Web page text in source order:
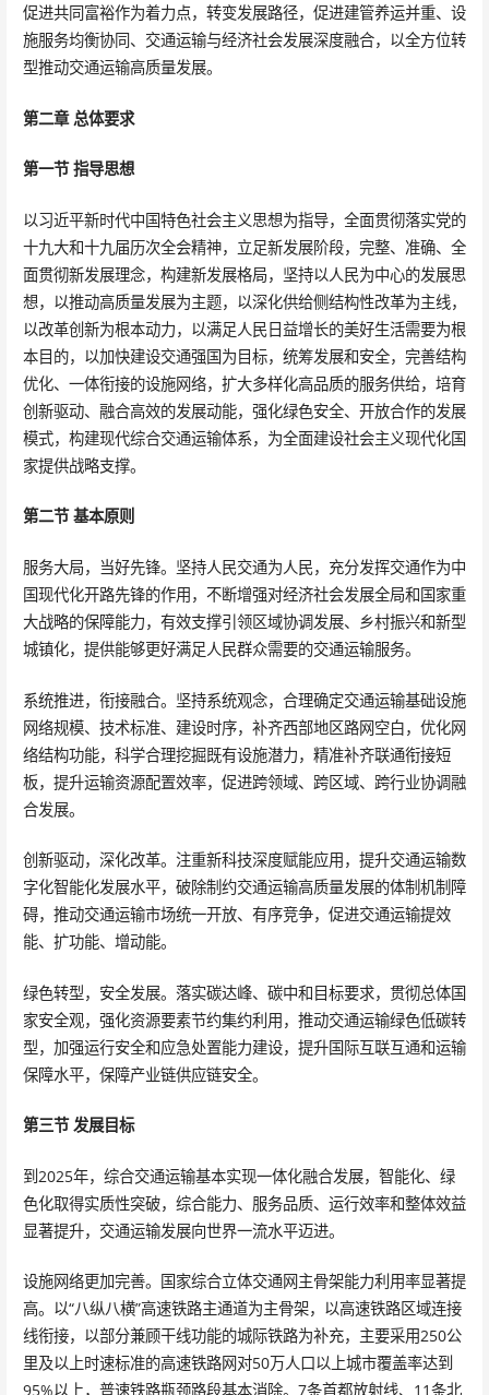
促进共同富裕作为着力点，转变发展路径，促进建管养运并重、设
施服务均衡协同、交通运输与经济社会发展深度融合，以全方位转
型推动交通运输高质量发展。
第二章 总体要求
第一节 指导思想
以习近平新时代中国特色社会主义思想为指导，全面贯彻落实党的
十九大和十九届历次全会精神，立足新发展阶段，完整、准确、全
面贯彻新发展理念，构建新发展格局，坚持以人民为中心的发展思
想，以推动高质量发展为主题，以深化供给侧结构性改革为主线，
以改革创新为根本动力，以满足人民日益增长的美好生活需要为根
本目的，以加快建设交通强国为目标，统筹发展和安全，完善结构
优化、一体衔接的设施网络，扩大多样化高品质的服务供给，培育
创新驱动、融合高效的发展动能，强化绿色安全、开放合作的发展
模式，构建现代综合交通运输体系，为全面建设社会主义现代化国
家提供战略支撑。
第二节 基本原则
服务大局，当好先锋。坚持人民交通为人民，充分发挥交通作为中
国现代化开路先锋的作用，不断增强对经济社会发展全局和国家重
大战略的保障能力，有效支撑引领区域协调发展、乡村振兴和新型
城镇化，提供能够更好满足人民群众需要的交通运输服务。
系统推进，衔接融合。坚持系统观念，合理确定交通运输基础设施
网络规模、技术标准、建设时序，补齐西部地区路网空白，优化网
络结构功能，科学合理挖掘既有设施潜力，精准补齐联通衔接短
板，提升运输资源配置效率，促进跨领域、跨区域、跨行业协调融
合发展。
创新驱动，深化改革。注重新科技深度赋能应用，提升交通运输数
字化智能化发展水平，破除制约交通运输高质量发展的体制机制障
碍，推动交通运输市场统一开放、有序竞争，促进交通运输提效
能、扩功能、增动能。
绿色转型，安全发展。落实碳达峰、碳中和目标要求，贯彻总体国
家安全观，强化资源要素节约集约利用，推动交通运输绿色低碳转
型，加强运行安全和应急处置能力建设，提升国际互联互通和运输
保障水平，保障产业链供应链安全。
第三节 发展目标
到2025年，综合交通运输基本实现一体化融合发展，智能化、绿
色化取得实质性突破，综合能力、服务品质、运行效率和整体效益
显著提升，交通运输发展向世界一流水平迈进。
设施网络更加完善。国家综合立体交通网主骨架能力利用率显著提
高。以“八纵八横”高速铁路主通道为主骨架，以高速铁路区域连接
线衔接，以部分兼顾干线功能的城际铁路为补充，主要采用250公
里及以上时速标准的高速铁路网对50万人口以上城市覆盖率达到
95%以上，普速铁路瓶颈路段基本消除。7条首都放射线、11条北